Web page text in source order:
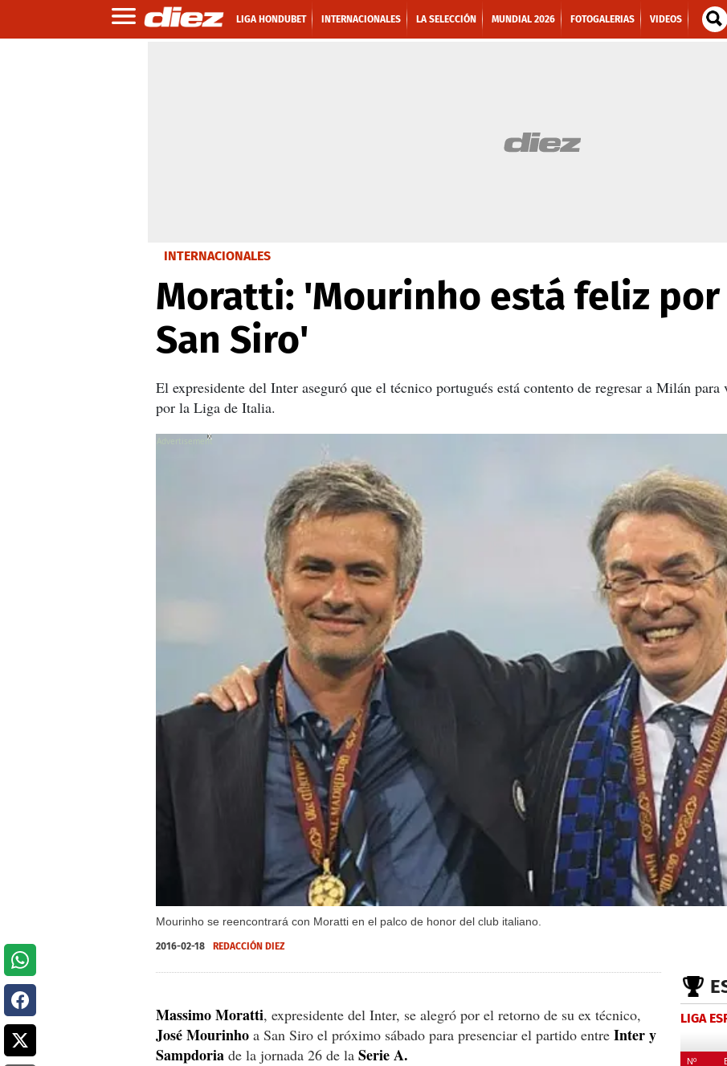
LIGA HONDUBET INTERNACIONALES LA SELECCIÓN MUNDIAL 2026 FOTOGALERIAS VIDEOS
INTERNACIONALES
Moratti: 'Mourinho está feliz por
San Siro'
El expresidente del Inter aseguró que el técnico portugués está contento de regresar a Milán
por la Liga de Italia.
Mourinho se reencontrará con Moratti en el palco de honor del club italiano.
X
2016-02-18 REDACCIÓN DIEZ
Massimo Moratti, expresidente del Inter, se alegró por el retorno de su ex técnico,
José Mourinho a San Siro el próximo sábado para presenciar el partido entre Inter y
Sampdoria de la jornada 26 de la Serie A.
LIGA